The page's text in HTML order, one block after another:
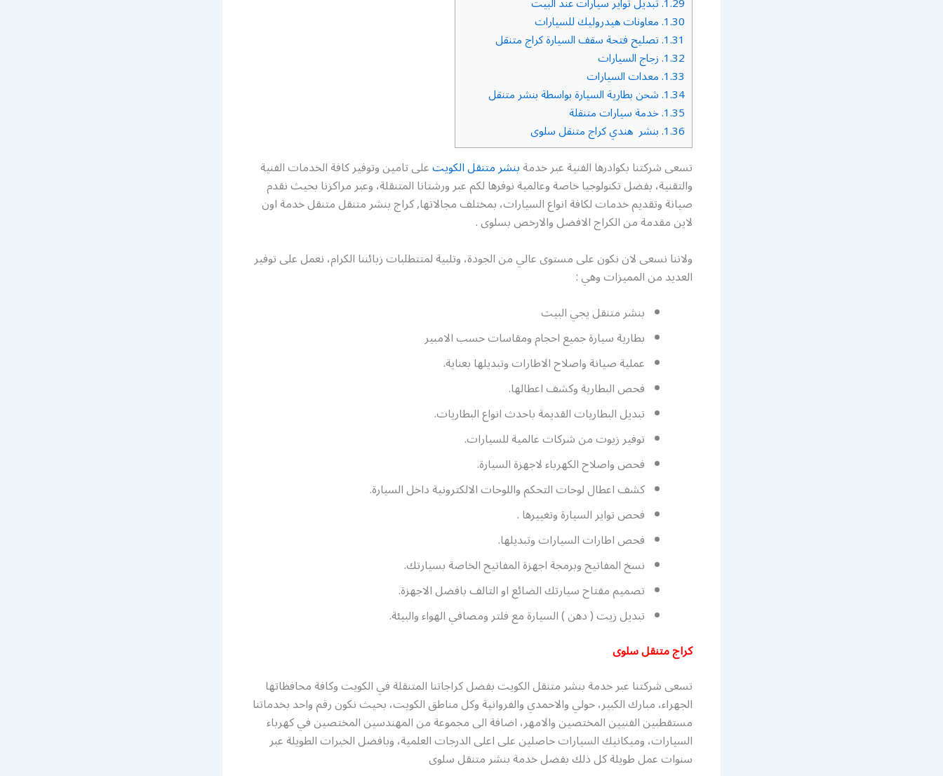
1.30. معاونات هيدروليك للسيارات
1.31. تصليح فتحة سقف السيارة كراج متنقل
1.32. زجاج السيارات
1.33. معدات السيارات
1.34. شحن بطارية السيارة بواسطة بنشر متنقل
1.35. خدمة سيارات متنقلة
1.36. بنشر هندي كراج متنقل سلوى
تسعى شركتنا بكوادرها الفنية عبر خدمةبنشر متنقل الكويتعلى تامين وتوفير كافة الخدمات الفنية
والتقنية، بفضل تكنولوجيا خاصة وعالمية نوفرها لكم عبر ورشتانا المتنقلة، وعبر مراكزنا بحيث نقدم
صيانة وتقديم خدمات لكافة انواع السيارات، بمختلف مجالاتها, كراج بنشر متنقل متنقل خدمة اون
لاين مقدمة من الكراج الافضل والارخص بسلوى .
ولاننا نسعى لان نكون على مستوى عالي من الجودة، وتلبية لمتتطلبات زبائننا الكرام، نعمل على توفير
العديد من المميزات وهي :
بنشر متنقل يجي البيت
بطارية سيارة جميع احجام ومقاسات حسب الامبير
عملية صيانة واصلاح الاطارات وتبديلها بعناية.
فحص البطارية وكشف اعطالها.
تبديل البطاريات القديمة باحدث انواع البطاريات.
توفير زيوت من شركات عالمية للسيارات.
فحص واصلاح الكهرباء لاجهزة السيارة.
كشف اعطال لوحات التحكم واللوحات الالكترونية داخل السيارة.
فحص تواير السيارة وتغييرها .
فحص اطارات السيارات وتبديلها.
نسخ المفاتيح وبرمجة اجهزة المفاتيح الخاصة بسيارتك.
تصميم مفتاح سيارتك الضائع او التالف بافضل الاجهزة.
تبديل زيت ( دهن ) السيارة مع فلتر ومصافي الهواء والبيئة.
كراج متنقل سلوى
تسعى شركتنا عبر خدمة بنشر متنقل الكويت بفضل كراجاتنا المتنقلة في الكويت وكافة محافظاتها
الجهراء، مبارك الكبير، حولي والاحمدي والفروانية وكل مناطق الكويت، بحيث نكون رقم واحد بخدماتنا
مستقطبين الفنيين المختصين والامهر، اضافة الى مجموعة من المهندسين المختصين في كهرباء
السيارات، وميكانيك السيارات حاصلين على اعلى الدرجات العلمية، وبافضل الخبرات الطويلة عبر
سنوات عمل طويلة كل ذلك بفضل خدمة بنشر متنقل سلوى